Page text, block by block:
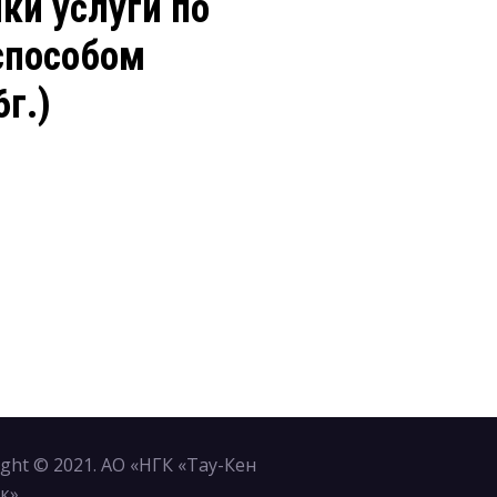
© 2021. АО «НГК «Тау-Кен